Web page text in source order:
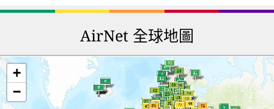
AirNet 全球地圖
+
−